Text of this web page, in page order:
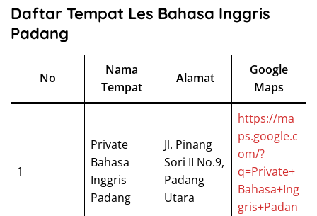
Daftar Tempat Les Bahasa Inggris
Padang
No
Nama
Tempat
Alamat
Google
Maps
1
Private
Bahasa
Inggris
Padang
Jl. Pinang
Sori II No.9,
Padang
Utara
https://ma
ps.google.c
om/?
q=Private+
Bahasa+Ing
gris+Padan